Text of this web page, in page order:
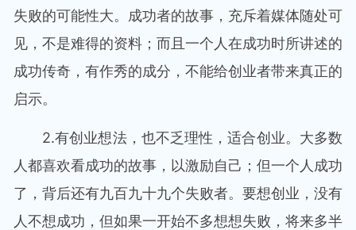
失败的可能性大。成功者的故事，充斥着媒体随处可
见，不是难得的资料；而且一个人在成功时所讲述的
成功传奇，有作秀的成分，不能给创业者带来真正的
启示。
2.有创业想法，也不乏理性，适合创业。大多数
人都喜欢看成功的故事，以激励自己；但一个人成功
了，背后还有九百九十九个失败者。要想创业，没有
人不想成功，但如果一开始不多想想失败，将来多半